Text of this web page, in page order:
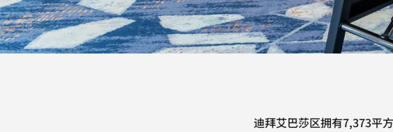
迪拜艾巴莎区拥有7,373平